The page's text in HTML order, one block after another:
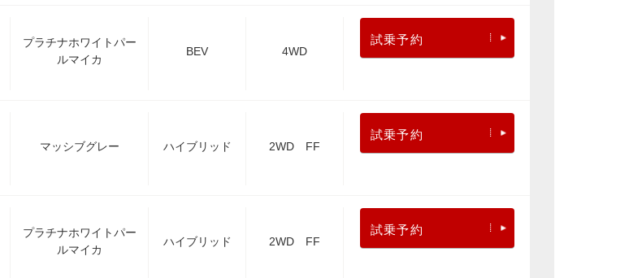
プラチナホワイトパー
ルマイカ
BEV 4WD
試乗予約
マッシブグレー ハイブリッド 2WD FF
試乗予約
プラチナホワイトパー
ルマイカ
ハイブリッド 2WD FF
試乗予約